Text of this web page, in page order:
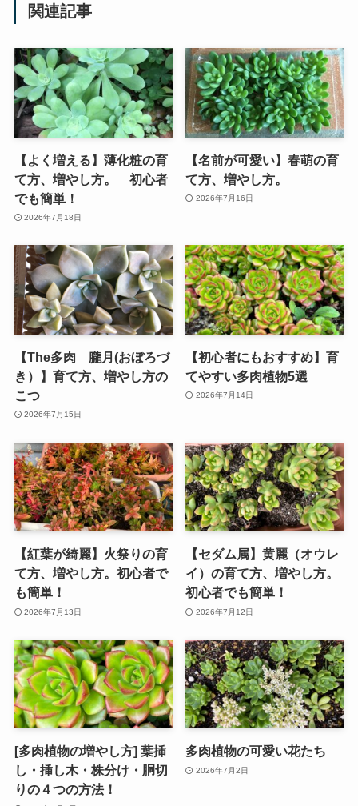
関連記事
【よく増える】薄化粧の育
て方、増やし方。 初心者
でも簡単！
2026年7月18日
【名前が可愛い】春萌の育
て方、増やし方。
2026年7月16日
【The多肉 朧月(おぼろづ
き）】育て方、増やし方の
こつ
2026年7月15日
【初心者にもおすすめ】育
てやすい多肉植物5選
2026年7月14日
【紅葉が綺麗】火祭りの育
て方、増やし方。初心者で
も簡単！
2026年7月13日
【セダム属】黄麗（オウレ
イ）の育て方、増やし方。
初心者でも簡単！
2026年7月12日
[多肉植物の増やし方] 葉挿
し・挿し木・株分け・胴切
りの４つの方法！
多肉植物の可愛い花たち
2026年7月2日